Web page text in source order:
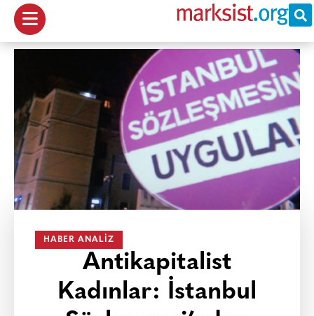
HABER ANALIZ
Antikapitalist
Kadınlar: İstanbul